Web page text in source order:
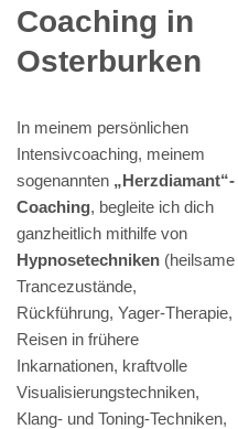
Coaching in
Osterburken
In meinem persönlichen
Intensivcoaching, meinem
sogenannten „Herzdiamant“-
Coaching, begleite ich dich
ganzheitlich mithilfe von
Hypnosetechniken (heilsame
Trancezustände,
Rückführung, Yager-Therapie,
Reisen in frühere
Inkarnationen, kraftvolle
Visualisierungstechniken,
Klang- und Toning-Techniken,